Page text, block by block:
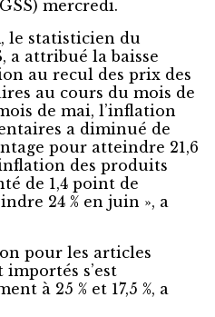
mercredi.
le statisticien du
a attribué la baisse
au recul des prix des
au cours du mois de
de mai, l’inflation
a diminué de
pour atteindre 21,6
des produits
de 1,4 point de
24 % en juin », a
pour les articles
s’est
à 25 % et 17,5 %, a